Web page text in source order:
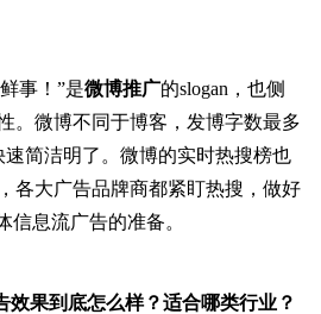
事！”是微博推广的slogan ，也侧
。微博不同于博客，发博字数最多
速简洁明了。微博的实时热搜榜也
各大广告品牌商都紧盯热搜，做好
信息流广告的准备。
效果到底怎么样？适合哪类行业？